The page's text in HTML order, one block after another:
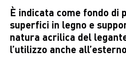
È indicata come fondo di
superfici in legno e
natura acrilica del
l’utilizzo anche